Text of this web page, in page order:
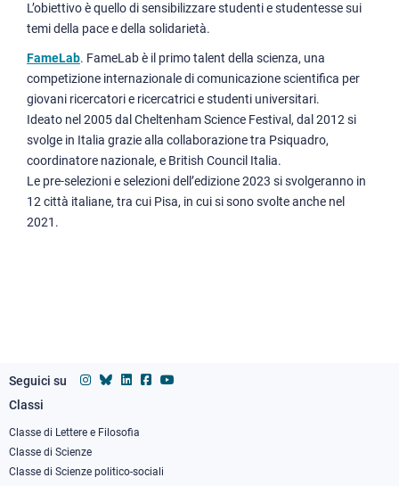
L’obiettivo è quello di sensibilizzare studenti e studentesse sui
temi della pace e della solidarietà.
FameLab. FameLab è il primo talent della scienza, una
competizione internazionale di comunicazione scientifica per
giovani ricercatori e ricercatrici e studenti universitari.
Ideato nel 2005 dal Cheltenham Science Festival, dal 2012 si
svolge in Italia grazie alla collaborazione tra Psiquadro,
coordinatore nazionale, e British Council Italia.
Le pre-selezioni e selezioni dell’edizione 2023 si svolgeranno in
12 città italiane, tra cui Pisa, in cui si sono svolte anche nel
2021.
Seguici su
Footer
column
1
Classi
Classe di Lettere e Filosofia
Classe di Scienze
Classe di Scienze politico-sociali